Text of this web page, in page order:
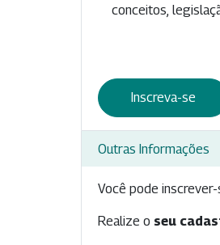
conceitos,
Inscreva-se
Outras Informações
Você pode
Realize o seu